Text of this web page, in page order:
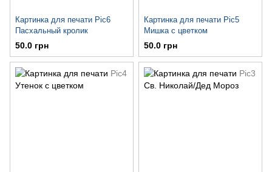
Картинка для печати Pic6
Пасхальный кролик
50.0 грн
Картинка для печати Pic5
Мишка с цветком
50.0 грн